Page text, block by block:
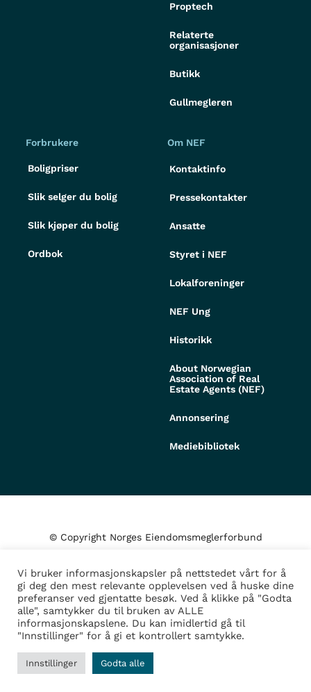
Proptech
Relaterte
organisasjoner
Butikk
Gullmegleren
Forbrukere
Boligpriser
Slik selger du bolig
Slik kjøper du bolig
Ordbok
Om NEF
Kontaktinfo
Pressekontakter
Ansatte
Styret i NEF
Lokalforeninger
NEF Ung
Historikk
About Norwegian
Association of Real
Estate Agents (NEF)
Annonsering
Mediebibliotek
© Copyright Norges Eiendomsmeglerforbund
Personvern og cookies
Administrer samtykke
Design/Utvikling avFortress
Vi bruker informasjonskapsler på nettstedet vårt for å
gi deg den mest relevante opplevelsen ved å huske dine
preferanser ved gjentatte besøk. Ved å klikke på "Godta
alle", samtykker du til bruken av ALLE
informasjonskapslene. Du kan imidlertid gå til
"Innstillinger" for å gi et kontrollert samtykke.
Innstillinger Godta alle